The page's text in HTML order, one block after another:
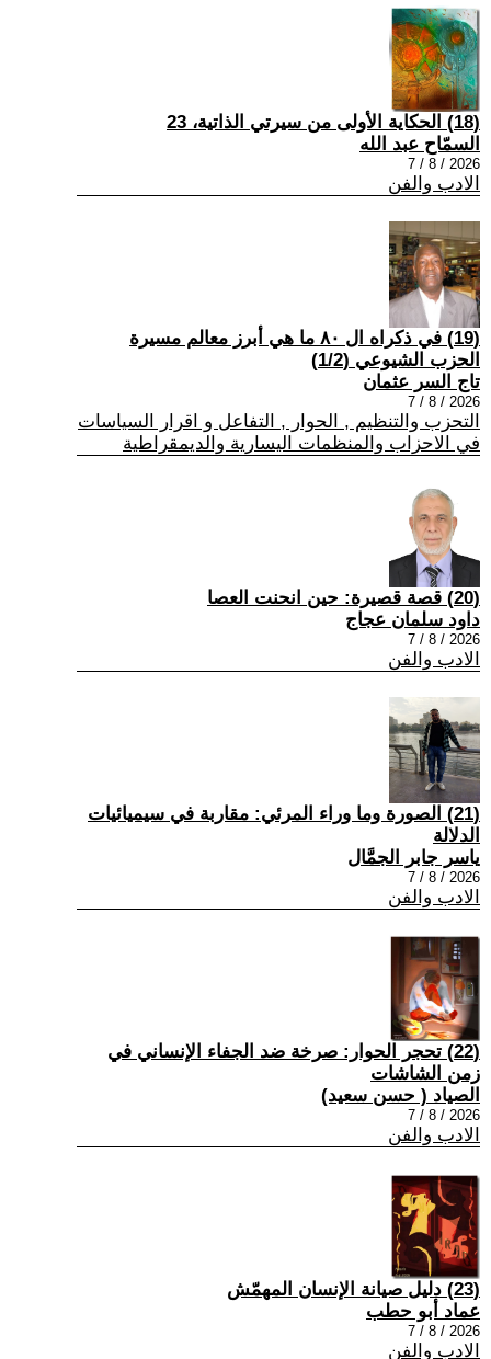
(18) الحكاية الأولى من سيرتي الذاتية، 23
السمّاح عبد الله
2026 / 8 / 7
الادب والفن
(19) في ذكراه ال ٨٠ ما هي أبرز معالم مسيرة
الحزب الشيوعي (1/2)
تاج السر عثمان
2026 / 8 / 7
التحزب والتنظيم , الحوار , التفاعل و اقرار السياسات
في الاحزاب والمنظمات اليسارية والديمقراطية
(20) قصة قصيرة: حين انحنت العصا
داود سلمان عجاج
2026 / 8 / 7
الادب والفن
(21) الصورة وما وراء المرئي: مقاربة في سيميائيات
الدلالة
ياسر جابر الجمَّال
2026 / 8 / 7
الادب والفن
(22) تحجر الحوار: صرخة ضد الجفاء الإنساني في
زمن الشاشات
الصياد ‏( حسن سعيد‏)
2026 / 8 / 7
الادب والفن
(23) دليل صيانة الإنسان المهمّش
عماد أبو حطب
2026 / 8 / 7
الادب والفن